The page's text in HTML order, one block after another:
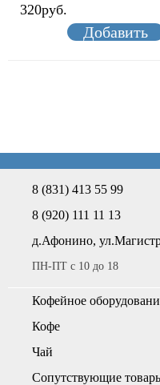
320руб.
Добавить
8 (831) 413 55 99
8 (920) 111 11 13
д.Афонино,
ПН-ПТ с 10 до 18
Кофейное
Кофе
Чай
Сопутствующие